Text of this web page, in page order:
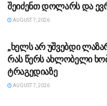
შეიძენთ დოლარს და
AUGUST 7, 2026
„ხელს არ უშვებდი
რას წერს ახლობელი
ტრაგედიაზე
AUGUST 7, 2026